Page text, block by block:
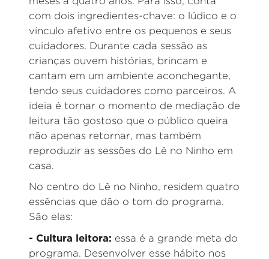
com dois ingredientes-chave: o lúdico e o
vínculo afetivo entre os pequenos e seus
cuidadores. Durante cada sessão as
crianças ouvem histórias, brincam e
cantam em um ambiente aconchegante,
tendo seus cuidadores como parceiros. A
ideia é tornar o momento de mediação de
leitura tão gostoso que o público queira
não apenas retornar, mas também
reproduzir as sessões do Lê no Ninho em
casa.
No centro do Lê no Ninho, residem quatro
essências que dão o tom do programa.
São elas:
- Cultura leitora: essa é a grande meta do
programa. Desenvolver esse hábito nos